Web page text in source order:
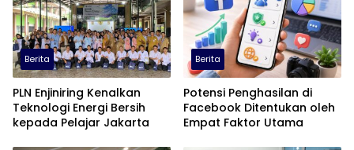
Berita
PLN Enjiniring Kenalkan
Teknologi Energi Bersih
kepada Pelajar Jakarta
Berita
Potensi Penghasilan di
Facebook Ditentukan oleh
Empat Faktor Utama